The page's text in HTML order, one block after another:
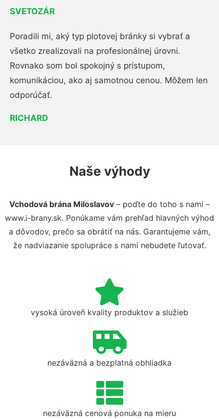
SVETOZÁR
Poradili mi, aký typ plotovej bránky si vybrať a
všetko zrealizovali na profesionálnej úrovni.
Rovnako som bol spokojný s prístupom,
komunikáciou, ako aj samotnou cenou. Môžem len
odporúčať.
RICHARD
Naše výhody
Vchodová brána Miloslavov – poďte do toho s nami –
www.i-brany.sk. Ponúkame vám prehľad hlavných výhod
a dôvodov, prečo sa obrátiť na nás. Garantujeme vám,
že nadviazanie spolupráce s nami nebudete ľutovať.
vysoká úroveň kvality produktov a služieb
nezáväzná a bezplatná obhliadka
nezáväzná cenová ponuka na mieru